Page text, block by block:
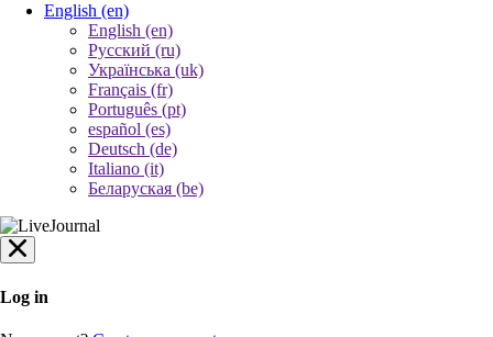
English (en)
English (en)
Русский (ru)
Українська (uk)
Français (fr)
Português (pt)
español (es)
Deutsch (de)
Italiano (it)
Беларуская (be)
Log in